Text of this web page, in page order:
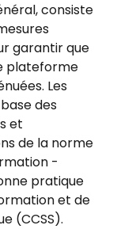
consiste
garantir que
plateforme
Les
des
et
de la norme
-
pratique
et de
(CCSS).